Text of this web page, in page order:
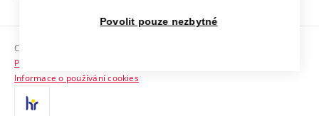
Sociální bezpečí
HR Award
Kontakty
Copyright © 2026 VUT
Prohlášení o přístupnosti
Informace o používání cookies
Povolit pouze nezbytné